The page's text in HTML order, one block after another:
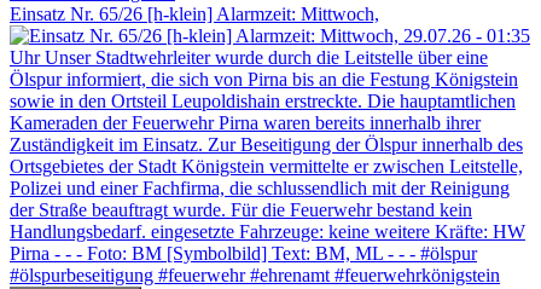
Einsatz Nr. 65/26 [h-klein] Alarmzeit: Mittwoch,